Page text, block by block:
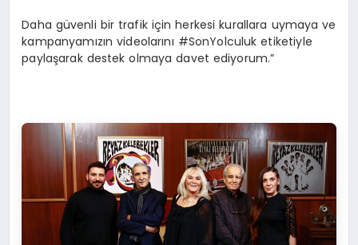
Daha güvenli bir trafik için herkesi kurallara uymaya ve
kampanyamızın videolarını #SonYolculuk etiketiyle
paylaşarak destek olmaya davet ediyorum.”